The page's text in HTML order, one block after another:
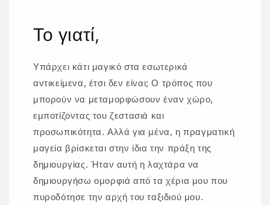
Το γιατί,
Υπάρχει κάτι μαγικό στα εσωτερικά
αντικείμενα, έτσι δεν είναι; Ο τρόπος που
μπορούν να μεταμορφώσουν έναν χώρο,
εμποτίζοντας του ζεστασιά και
προσωπικότητα. Αλλά για μένα, η πραγματική
μαγεία βρίσκεται στην ίδια την πράξη της
δημιουργίας. Ήταν αυτή η λαχτάρα να
δημιουργήσω ομορφιά από τα χέρια μου που
πυροδότησε την αρχή του ταξιδιού μου.